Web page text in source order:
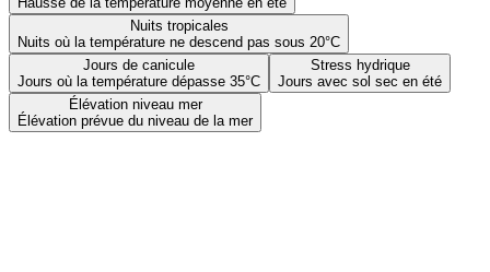
Nuits tropicales
Nuits où la température ne descend pas sous 20°C
Jours de canicule
Jours où la température dépasse 35°C
Stress hydrique
Jours avec sol sec en été
Élévation niveau mer
Élévation prévue du niveau de la mer